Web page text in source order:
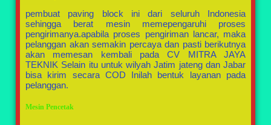
pembuat paving block ini dari seluruh Indonesia
sehingga berat mesin memepengaruhi proses
pengirimanya.apabila proses pengiriman lancar, maka
pelanggan akan semakin percaya dan pasti berikutnya
akan memesan kembali pada CV MITRA JAYA
TEKNIK Selain itu untuk wilyah Jatim jateng dan Jabar
bisa kirim secara COD Inilah bentuk layanan pada
pelanggan.
Mesin Pencetak